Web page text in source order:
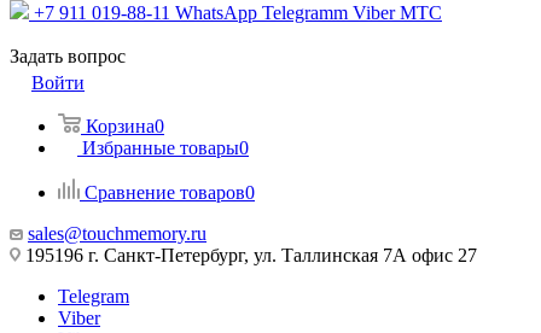
+7 911 019-88-11 WhatsApp Telegramm Viber МТС
Задать вопрос
Войти
Корзина0
Избранные товары0
Сравнение товаров0
sales@touchmemory.ru
195196 г. Санкт-Петербург, ул. Таллинская 7А офис 27
Telegram
Viber